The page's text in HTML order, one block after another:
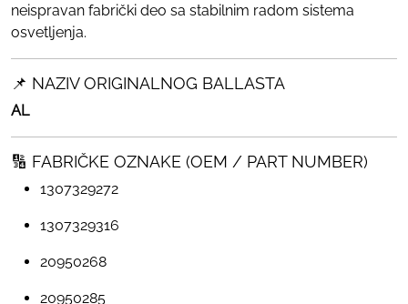
neispravan fabrički deo sa stabilnim radom sistema
osvetljenja.
📌 NAZIV ORIGINALNOG BALLASTA
AL
🔢 FABRIČKE OZNAKE (OEM / PART NUMBER)
1307329272
1307329316
20950268
20950285